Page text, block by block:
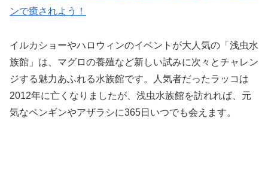
ンで癒されよう！
イルカショーやハロウィンのイベントが大人気の「浅虫水
族館」は、マグロの養殖など新しい試みに次々とチャレン
ジする魅力あふれる水族館です。人気者だったラッコは
2012年に亡くなりましたが、浅虫水族館を訪れれば、元
気なペンギンやアザラシに365日いつでも会えます。